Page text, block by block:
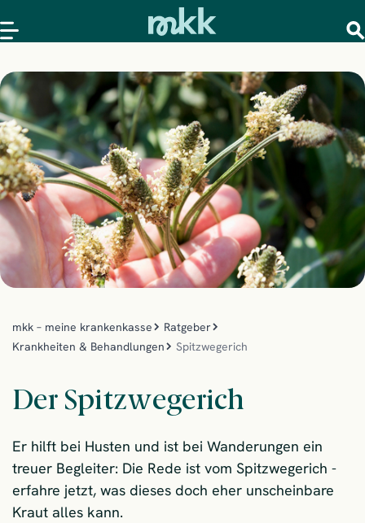
mkk – meine krankenkasse
Ratgeber
Krankheiten & Behandlungen
Spitzwegerich
Der Spitzwegerich
Er hilft bei Husten und ist bei Wanderungen ein
treuer Begleiter: Die Rede ist vom Spitzwegerich -
erfahre jetzt, was dieses doch eher unscheinbare
Kraut alles kann.